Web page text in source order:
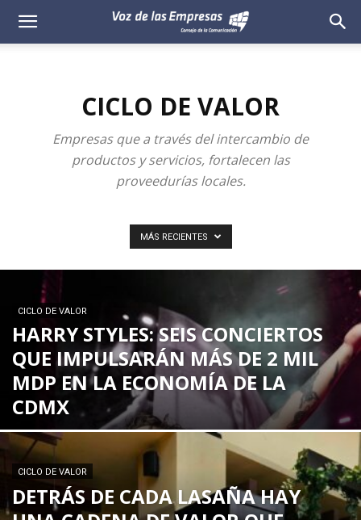
Voz
CICLO DE VALOR
Empresas que a través del intercambio de
productos y servicios, fortalecen las
proveedurías locales.
MÁS RECIENTES
CICLO DE VALOR
HARRY STYLES: SEIS CONCIERTOS
QUE IMPULSARÁN MÁS DE 2 MIL
MDP EN LA ECONOMÍA DE LA
CDMX
CICLO DE VALOR
DETRÁS DE CADA LASAÑA HAY